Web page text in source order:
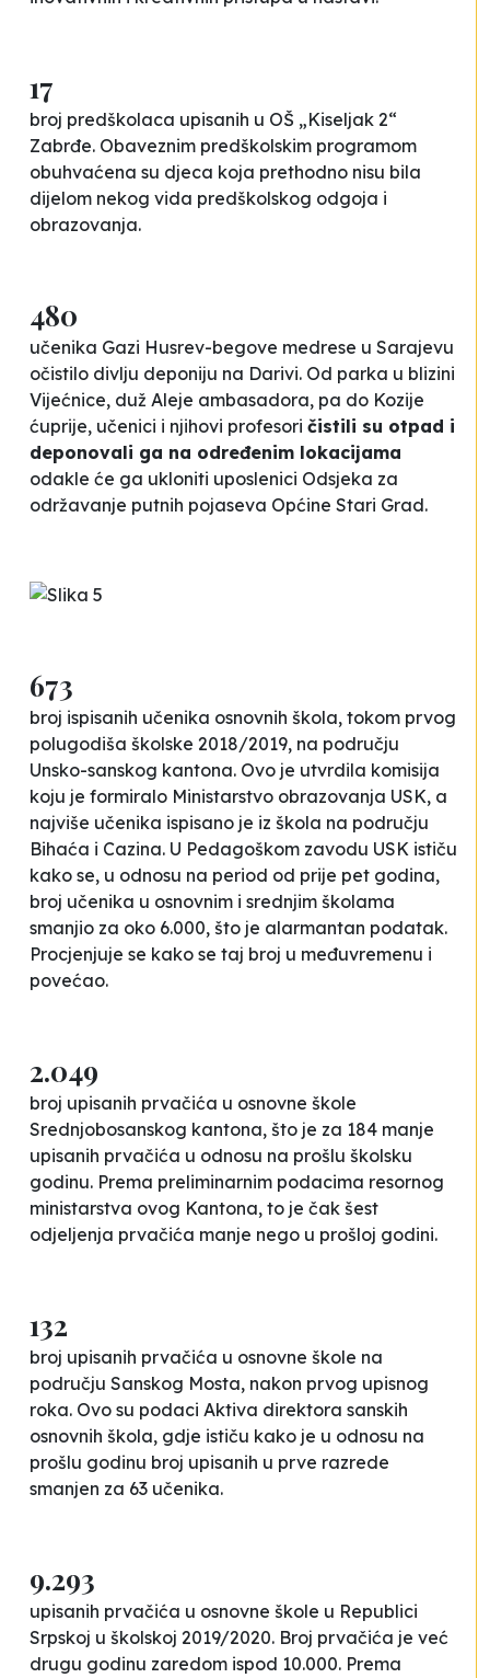
17
broj predškolaca upisanih u OŠ „Kiseljak 2“
Zabrđe. Obaveznim predškolskim programom
obuhvaćena su djeca koja prethodno nisu bila
dijelom nekog vida predškolskog odgoja i
obrazovanja.
480
učenika Gazi Husrev-begove medrese u Sarajevu
očistilo divlju deponiju na Darivi. Od parka u blizini
Vijećnice, duž Aleje ambasadora, pa do Kozije
ćuprije, učenici i njihovi profesori čistili su otpad i
deponovali ga na određenim lokacijama
odakle će ga ukloniti uposlenici Odsjeka za
održavanje putnih pojaseva Općine Stari Grad.
673
broj ispisanih učenika osnovnih škola, tokom prvog
polugodiša školske 2018/2019, na području
Unsko-sanskog kantona. Ovo je utvrdila komisija
koju je formiralo Ministarstvo obrazovanja USK, a
najviše učenika ispisano je iz škola na području
Bihaća i Cazina. U Pedagoškom zavodu USK ističu
kako se, u odnosu na period od prije pet godina,
broj učenika u osnovnim i srednjim školama
smanjio za oko 6.000, što je alarmantan podatak.
Procjenjuje se kako se taj broj u međuvremenu i
povećao.
2.049
broj upisanih prvačića u osnovne škole
Srednjobosanskog kantona, što je za 184 manje
upisanih prvačića u odnosu na prošlu školsku
godinu. Prema preliminarnim podacima resornog
ministarstva ovog Kantona, to je čak šest
odjeljenja prvačića manje nego u prošloj godini.
132
broj upisanih prvačića u osnovne škole na
području Sanskog Mosta, nakon prvog upisnog
roka. Ovo su podaci Aktiva direktora sanskih
osnovnih škola, gdje ističu kako je u odnosu na
prošlu godinu broj upisanih u prve razrede
smanjen za 63 učenika.
9.293
upisanih prvačića u osnovne škole u Republici
Srpskoj u školskoj 2019/2020. Broj prvačića je već
drugu godinu zaredom ispod 10.000. Prema